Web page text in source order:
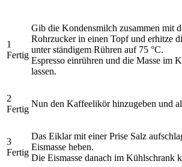
1
Fertig
Gib die Kondensmilch zusammen mit
Rohrzucker in einen Topf und erhitze
unter ständigem Rühren auf 75 °C.
Espresso einrühren und die Masse im
lassen.
2
Fertig
Nun den Kaffeelikör hinzugeben und
3
Fertig
Das Eiklar mit einer Prise Salz
Eismasse heben.
Die Eismasse danach im Kühlschrank